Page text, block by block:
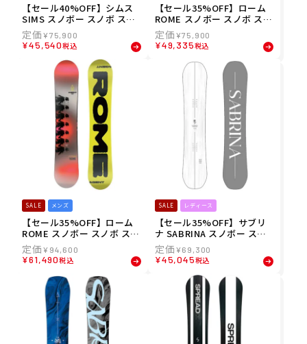
【セール40%OFF】シムス
SIMS スノボー スノボ スノ
ーボード 板 キャンバー ツイ
ン フリースタイル AURUM
EDITION 25-26 メンズ 男性
¥75,900
¥45,540税込
【セール35%OFF】ローム
ROME スノボー スノボ スノ
ーボード 板 CHEAP TRICK
ハイブリッドキャンバー ツ
イン フリースタイル 21025
029 メンズ 男性 25-26
¥75,900
¥49,335税込
SALE メンズ
【セール35%OFF】ローム
ROME スノボー スノボ スノ
ーボード 板 AGENT ハイブ
リッドキャンバー ツイン フ
リースタイル 21025017 メ
ンズ 男性 25-26
¥ 94,600
¥61,490税込
SALE レディース
【セール35%OFF】サブリ
ナ SABRINA スノボー スノ
ボ スノーボード 板 ジーティ
ーエイチ GTH ハイブリッド
キャンバー ツイン フリース
タイル グラトリ 631-250-05
レディース 女性 25-26
¥69,300
¥45,045税込